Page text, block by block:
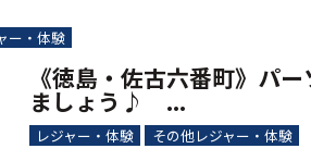
ー・体験
《徳島・佐古六番町》パ
ましょう♪ ...
レジャー・体験 その他レジャー・体験